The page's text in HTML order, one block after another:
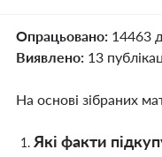
Опрацьовано: 14463
Виявлено: 13
На основі зібраних
Які факти